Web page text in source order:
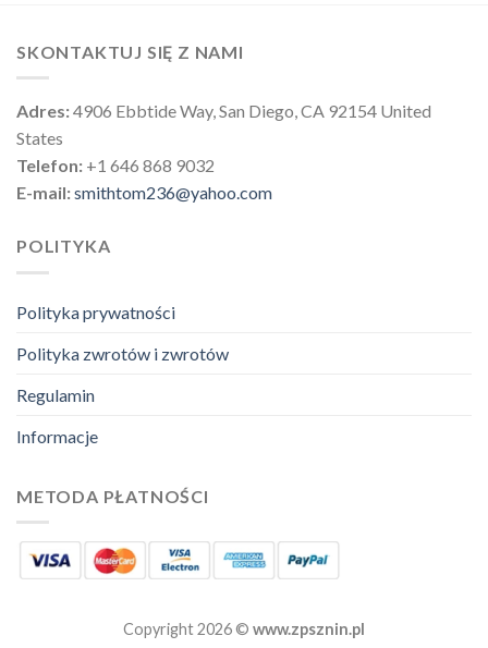
SKONTAKTUJ SIĘ Z NAMI
Adres:4906 Ebbtide Way, San Diego, CA 92154 United
States
Telefon: +1 646 868 9032
E-mail:smithtom236@yahoo.com
POLITYKA
Polityka prywatności
Polityka zwrotów i zwrotów
Regulamin
Informacje
METODA PŁATNOŚCI
Copyright 2026 © www.zpsznin.pl